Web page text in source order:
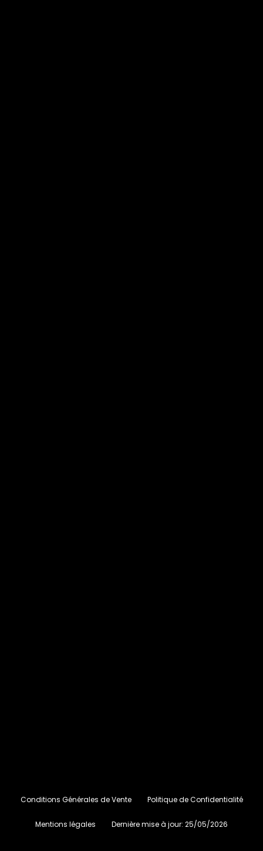
Conditions Générales de Vente Politique de Confidentialité
Mentions légales Dernière mise à jour: 25/05/2026